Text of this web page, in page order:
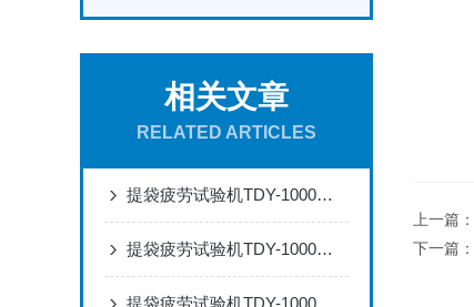
相关文章
RELATED ARTICLES
提袋疲劳试验机TDY-1000：从原理到应用的全面解读
提袋疲劳试验机TDY-1000：购物袋与手提袋耐久性能检测规范
提袋疲劳试验机TDY-1000：手提袋耐久性能测试的技术解析
上一篇：
下一篇：